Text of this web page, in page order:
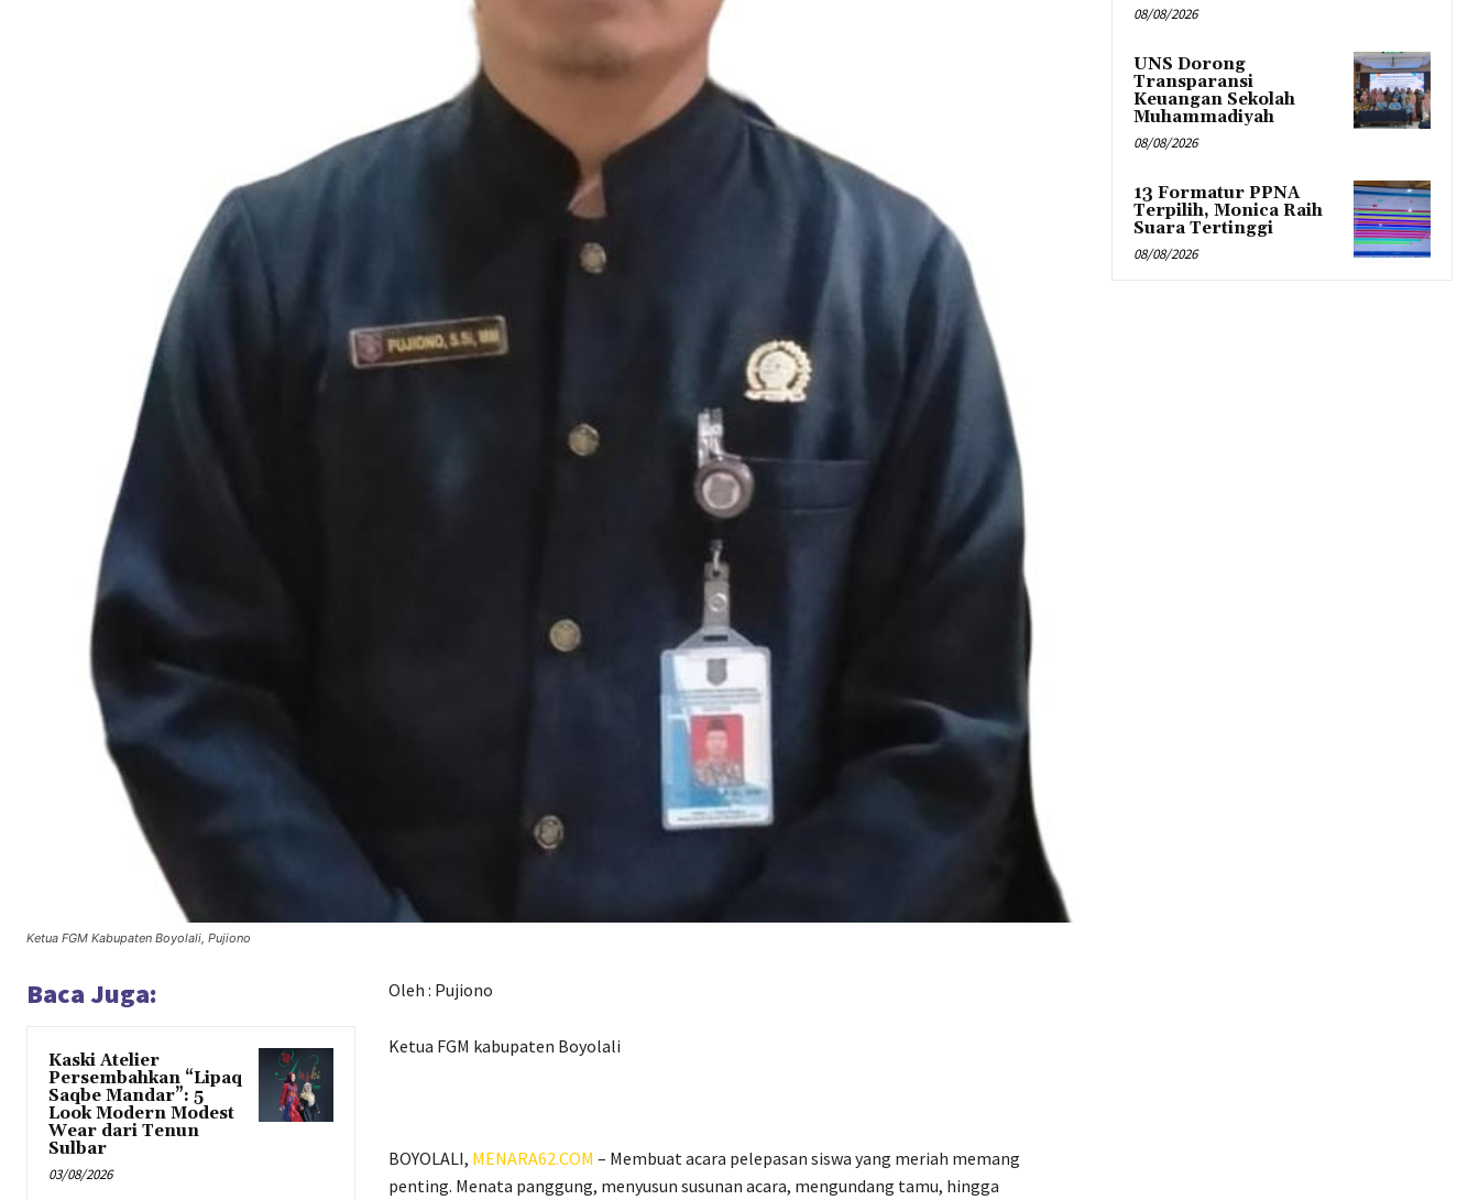
Ketua FGM Kabupaten Boyolali, Pujiono
Baca Juga:
Kaski Atelier
Persembahkan “Lipaq
Saqbe Mandar”: 5
Look Modern Modest
Wear dari Tenun
Sulbar
03/08/2026
Oleh : Pujiono
Ketua FGM kabupaten Boyolali
BOYOLALI, MENARA62.COM – Membuat acara pelepasan siswa yang meriah memang
penting. Menata panggung, menyusun susunan acara, mengundang tamu, hingga
08/08/2026
UNS Dorong
Transparansi
Keuangan Sekolah
Muhammadiyah
08/08/2026
13 Formatur PPNA
Terpilih, Monica Raih
Suara Tertinggi
08/08/2026